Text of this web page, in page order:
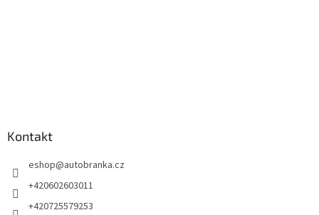
Kontakt
eshop@autobranka.cz
+420602603011
+420725579253